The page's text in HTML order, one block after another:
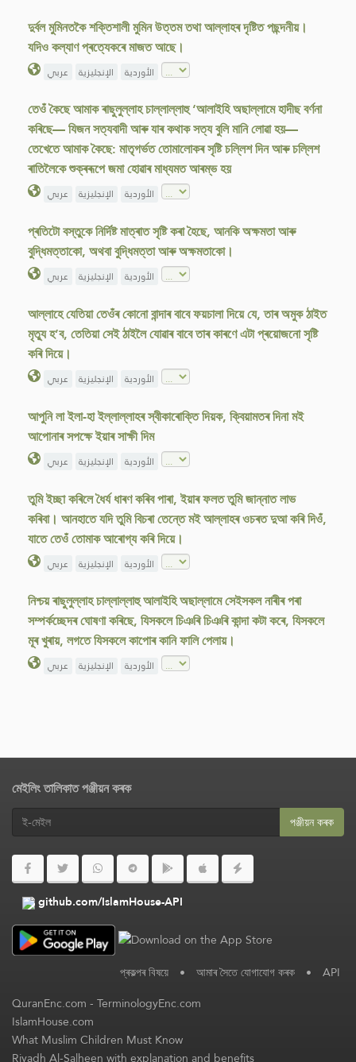
দুৰ্বল মুমিনতকৈ শক্তিশালী মুমিন উত্তম তথা আল্লাহৰ দৃষ্টিত পছন্দনীয়।
যদিও কল্যাণ প্ৰত্যেকৰে মাজত আছে।
عربي الإنجليزية الأوردية
তেওঁ কৈছে আমাক ৰাছুলুল্লাহ চাল্লাল্লাহু ‘আলাইহি অছাল্লামে হাদীছ বৰ্ণনা
কৰিছে— যিজন সত্যবাদী আৰু যাৰ কথাক সত্য বুলি মানি লোৱা হয়—
তেখেতে আমাক কৈছে: মাতৃগৰ্ভত তোমালোকৰ সৃষ্টি চল্লিশ দিন আৰু চল্লিশ
ৰাতিলৈকে শুক্ৰৰূপে জমা হোৱাৰ মাধ্যমত আৰম্ভ হয়
عربي الإنجليزية الأوردية
প্ৰতিটো বস্তুকে নিৰ্দিষ্ট মাত্ৰাত সৃষ্টি কৰা হৈছে, আনকি অক্ষমতা আৰু
বুদ্ধিমত্তাকো, অথবা বুদ্ধিমত্তা আৰু অক্ষমতাকো।
عربي الإنجليزية الأوردية
আল্লাহে যেতিয়া তেওঁৰ কোনো বান্দাৰ বাবে ফয়চালা দিয়ে যে, তাৰ অমুক ঠাইত
মৃত্যু হ’ব, তেতিয়া সেই ঠাইলৈ যোৱাৰ বাবে তাৰ কাৰণে এটা প্ৰয়োজনো সৃষ্টি
কৰি দিয়ে।
عربي الإنجليزية الأوردية
আপুনি লা ইলা-হা ইল্লাল্লাহৰ স্বীকাৰোক্তি দিয়ক, ক্বিয়ামতৰ দিনা মই
আপোনাৰ সপক্ষে ইয়াৰ সাক্ষী দিম
عربي الإنجليزية الأوردية
তুমি ইচ্ছা কৰিলে ধৈৰ্য ধাৰণ কৰিব পাৰা, ইয়াৰ ফলত তুমি জান্নাত লাভ
কৰিবা। আনহাতে যদি তুমি বিচৰা তেন্তে মই আল্লাহৰ ওচৰত দুআ কৰি দিওঁ,
যাতে তেওঁ তোমাক আৰোগ্য কৰি দিয়ে।
عربي الإنجليزية الأوردية
নিশ্চয় ৰাছুলুল্লাহ চাল্লাল্লাহু আলাইহি অছাল্লামে সেইসকল নাৰীৰ পৰা
সম্পৰ্কচ্ছেদৰ ঘোষণা কৰিছে, যিসকলে চিঞৰি চিঞৰি কান্দা কটা কৰে, যিসকলে
মূৰ খুৰায়, লগতে যিসকলে কাপোৰ কানি ফালি পেলায়।
عربي الإنجليزية الأوردية
মেইলিং তালিকাত পঞ্জীয়ন কৰক
পঞ্জীয়ন কৰক
github.com/IslamHouse-API
প্ৰকল্পৰ বিষয়ে • আমাৰ সৈতে যোগাযোগ কৰক • API
QuranEnc.com-TerminologyEnc.com
IslamHouse.com
What Muslim Children Must Know
Riyadh Al-Salheen with explanation and benefits